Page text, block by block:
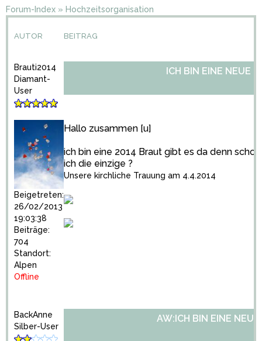
Forum-Index » Hochzeitsorganisation
AUTOR BEITRAG
Brauti2014
Diamant-
User
Beigetreten:
26/02/2013
19:03:38
Beiträge:
704
Standort:
Alpen
Offline
ICH BIN EINE NEUE
Hallo zusammen [u]
ich bin eine 2014 Braut gibt es da denn
ich die einzige ?
Unsere kirchliche Trauung am 4.4.2014
BackAnne
Silber-User
AW:ICH BIN EINE